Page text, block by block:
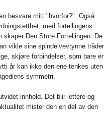
besvare mitt "hvorfor?". Også
med fortellingens
Den Store Fortellingen. De
vikle sine spindelvevtynne tråder
skjøre forbindelser, som bare er
år kan ikke den ene tenkes uten
symmetri.
innhold. Det blir lettere og
mister den en del av den